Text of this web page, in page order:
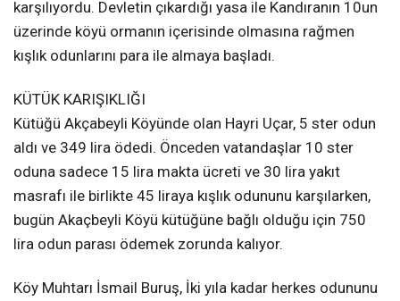
karşılıyordu. Devletin çıkardığı yasa ile Kandıranın 10un
üzerinde köyü ormanın içerisinde olmasına rağmen
kışlık odunlarını para ile almaya başladı.
KÜTÜK KARIŞIKLIĞI
Kütüğü Akçabeyli Köyünde olan Hayri Uçar, 5 ster odun
aldı ve 349 lira ödedi. Önceden vatandaşlar 10 ster
oduna sadece 15 lira makta ücreti ve 30 lira yakıt
masrafı ile birlikte 45 liraya kışlık odununu karşılarken,
bugün Akaçbeyli Köyü kütüğüne bağlı olduğu için 750
lira odun parası ödemek zorunda kalıyor.
Köy Muhtarı İsmail Buruş, İki yıla kadar herkes odununu